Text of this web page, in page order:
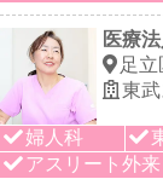
医療
足
東
婦人科
アスリート外来